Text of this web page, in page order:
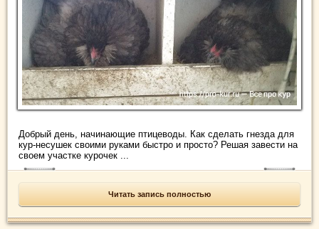
Добрый день, начинающие птицеводы. Как сделать гнезда для
кур-несушек своими руками быстро и просто? Решая завести на
своем участке курочек ...
Читать запись полностью